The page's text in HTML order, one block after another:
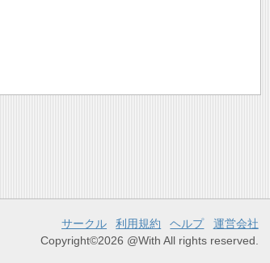
サークル 利用規約 ヘルプ
運営会社
Copyright©2026 @With All rights reserved.